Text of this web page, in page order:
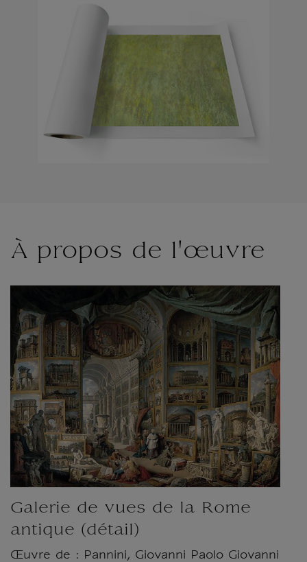
À propos de l'œuvre
Galerie de vues de la Rome
antique (détail)
Œuvre de : Pannini, Giovanni Paolo Giovanni